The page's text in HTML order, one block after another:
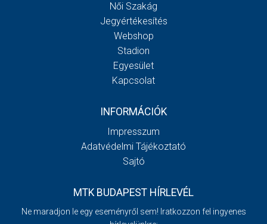
Női Szakág
Jegyértékesítés
Webshop
Stadion
Egyesület
Kapcsolat
INFORMÁCIÓK
Impresszum
Adatvédelmi Tájékoztató
Sajtó
MTK BUDAPEST HÍRLEVÉL
Ne maradjon le egy eseményről sem! Iratkozzon fel ingyenes